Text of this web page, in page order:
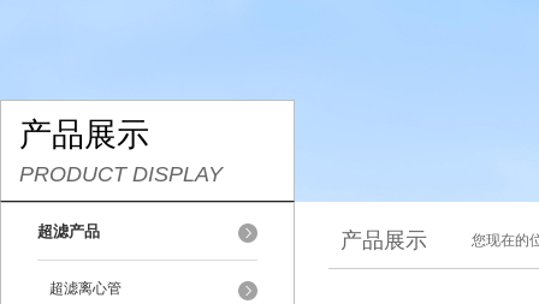
产品展示
PRODUCT DISPLAY
超滤产品
超滤离心管
产品展示 您现在的